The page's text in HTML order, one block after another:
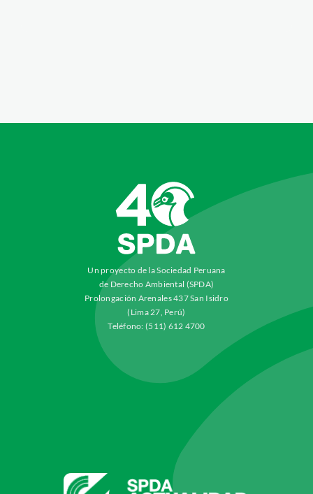
Un proyecto de la Sociedad Peruana
de Derecho Ambiental (SPDA)
Prolongación Arenales 437 San Isidro
(Lima 27, Perú)
Teléfono: (511) 612 4700